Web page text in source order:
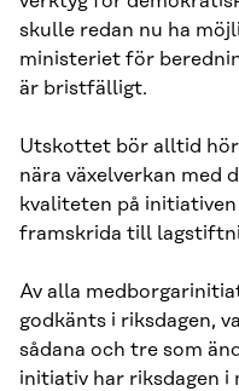
skulle redan nu ha
ministeriet för
är bristfälligt.
Utskottet bör alltid
nära växelverkan med
kvaliteten på
framskrida till
Av alla
godkänts i riksdagen,
sådana och tre som
initiativ har riksdagen i